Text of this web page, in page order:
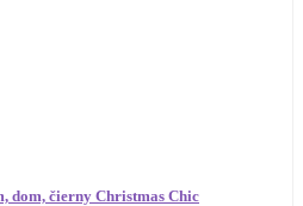
dom, čierny Christmas Chic